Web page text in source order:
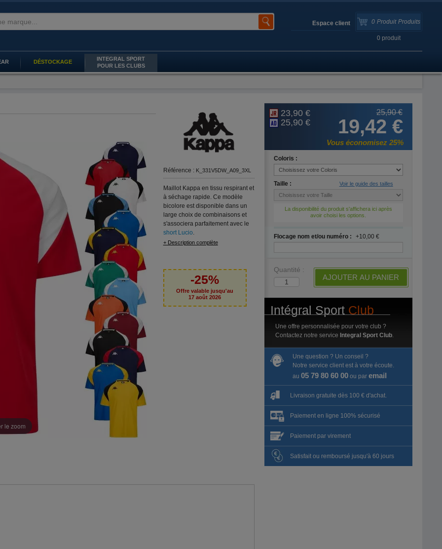
0 Produit Produits
0 produit
Espace client
DÉSTOCKAGE
INTEGRAL SPORT
POUR LES CLUBS
le zoom
Référence : K_331V5DW_A09_3XL
Maillot Kappa en tissu respirant et
à séchage rapide. Ce modèle
bicolore est disponible dans un
large choix de combinaisons et
s'associera parfaitement avec le
short Lucio
+ Description complète
-25%
Offre valable jusqu'au
17 août 2026
23,90 €
25,90 €
25,90 €
19,42 €
Vous économisez 25%
Coloris :
Taille : Voir le guide des tailles
La disponibilité du produit s'affichera ici après
avoir choisi les options.
Flocage nom et/ou numéro : +10,00 €
Quantité :
AJOUTER AU PANIER
Intégral Sport Club
Une offre personnalisée pour votre club ?
Contactez notre service Integral Sport Club.
Une question ? Un conseil ?
Notre service client est à votre écoute.
au 05 79 80 60 00ou par email
Livraison gratuite dès 100 € d'achat.
Paiement en ligne 100% sécurisé
Paiement par virement
Satisfait ou remboursé jusqu'à 60 jours